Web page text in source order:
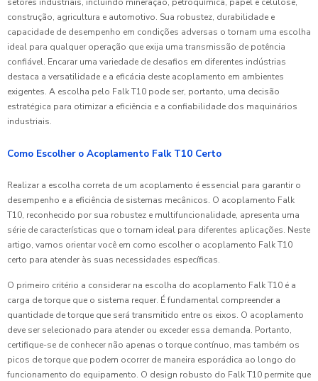
construção, agricultura e automotivo. Sua robustez, durabilidade e
capacidade de desempenho em condições adversas o tornam uma escolha
ideal para qualquer operação que exija uma transmissão de potência
confiável. Encarar uma variedade de desafios em diferentes indústrias
destaca a versatilidade e a eficácia deste acoplamento em ambientes
exigentes. A escolha pelo Falk T10 pode ser, portanto, uma decisão
estratégica para otimizar a eficiência e a confiabilidade dos maquinários
industriais.
Como Escolher o Acoplamento Falk T10 Certo
Realizar a escolha correta de um acoplamento é essencial para garantir o
desempenho e a eficiência de sistemas mecânicos. O acoplamento Falk
T10, reconhecido por sua robustez e multifuncionalidade, apresenta uma
série de características que o tornam ideal para diferentes aplicações. Neste
artigo, vamos orientar você em como escolher o acoplamento Falk T10
certo para atender às suas necessidades específicas.
O primeiro critério a considerar na escolha do acoplamento Falk T10 é a
carga de torque que o sistema requer. É fundamental compreender a
quantidade de torque que será transmitido entre os eixos. O acoplamento
deve ser selecionado para atender ou exceder essa demanda. Portanto,
certifique-se de conhecer não apenas o torque contínuo, mas também os
picos de torque que podem ocorrer de maneira esporádica ao longo do
funcionamento do equipamento. O design robusto do Falk T10 permite que